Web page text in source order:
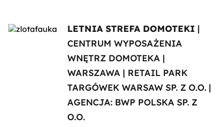
LETNIA STREFA DOMOTEKI |
CENTRUM WYPOSAŻENIA
WNĘTRZ DOMOTEKA |
WARSZAWA | RETAIL PARK
TARGÓWEK WARSAW SP. Z O.O. |
AGENCJA: BWP POLSKA SP. Z
O.O.